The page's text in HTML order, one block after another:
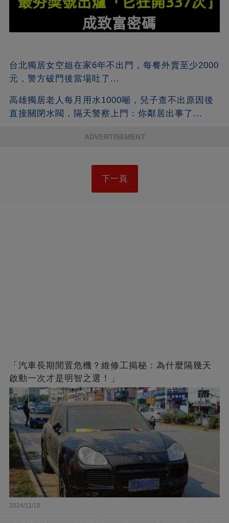
台北獨居女空姐在家6年不出門，每餐外賣至少2000
元，警方破門後當場吐了...
高雄獨居老人每月用水1000噸，兒子查不出原因後
直接關閉水閥，隔天警察上門：你鄰居出事了...
ADVERTISEMENT
下一頁
「汽車長期閒置危機？維修工揭秘：為什麼隔幾天
啟動一次才是明智之選！」
2024/11/18